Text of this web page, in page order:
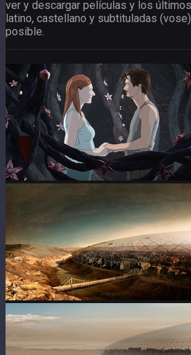
ver y descargar películas y los
latino, castellano y subtituladas
posible.